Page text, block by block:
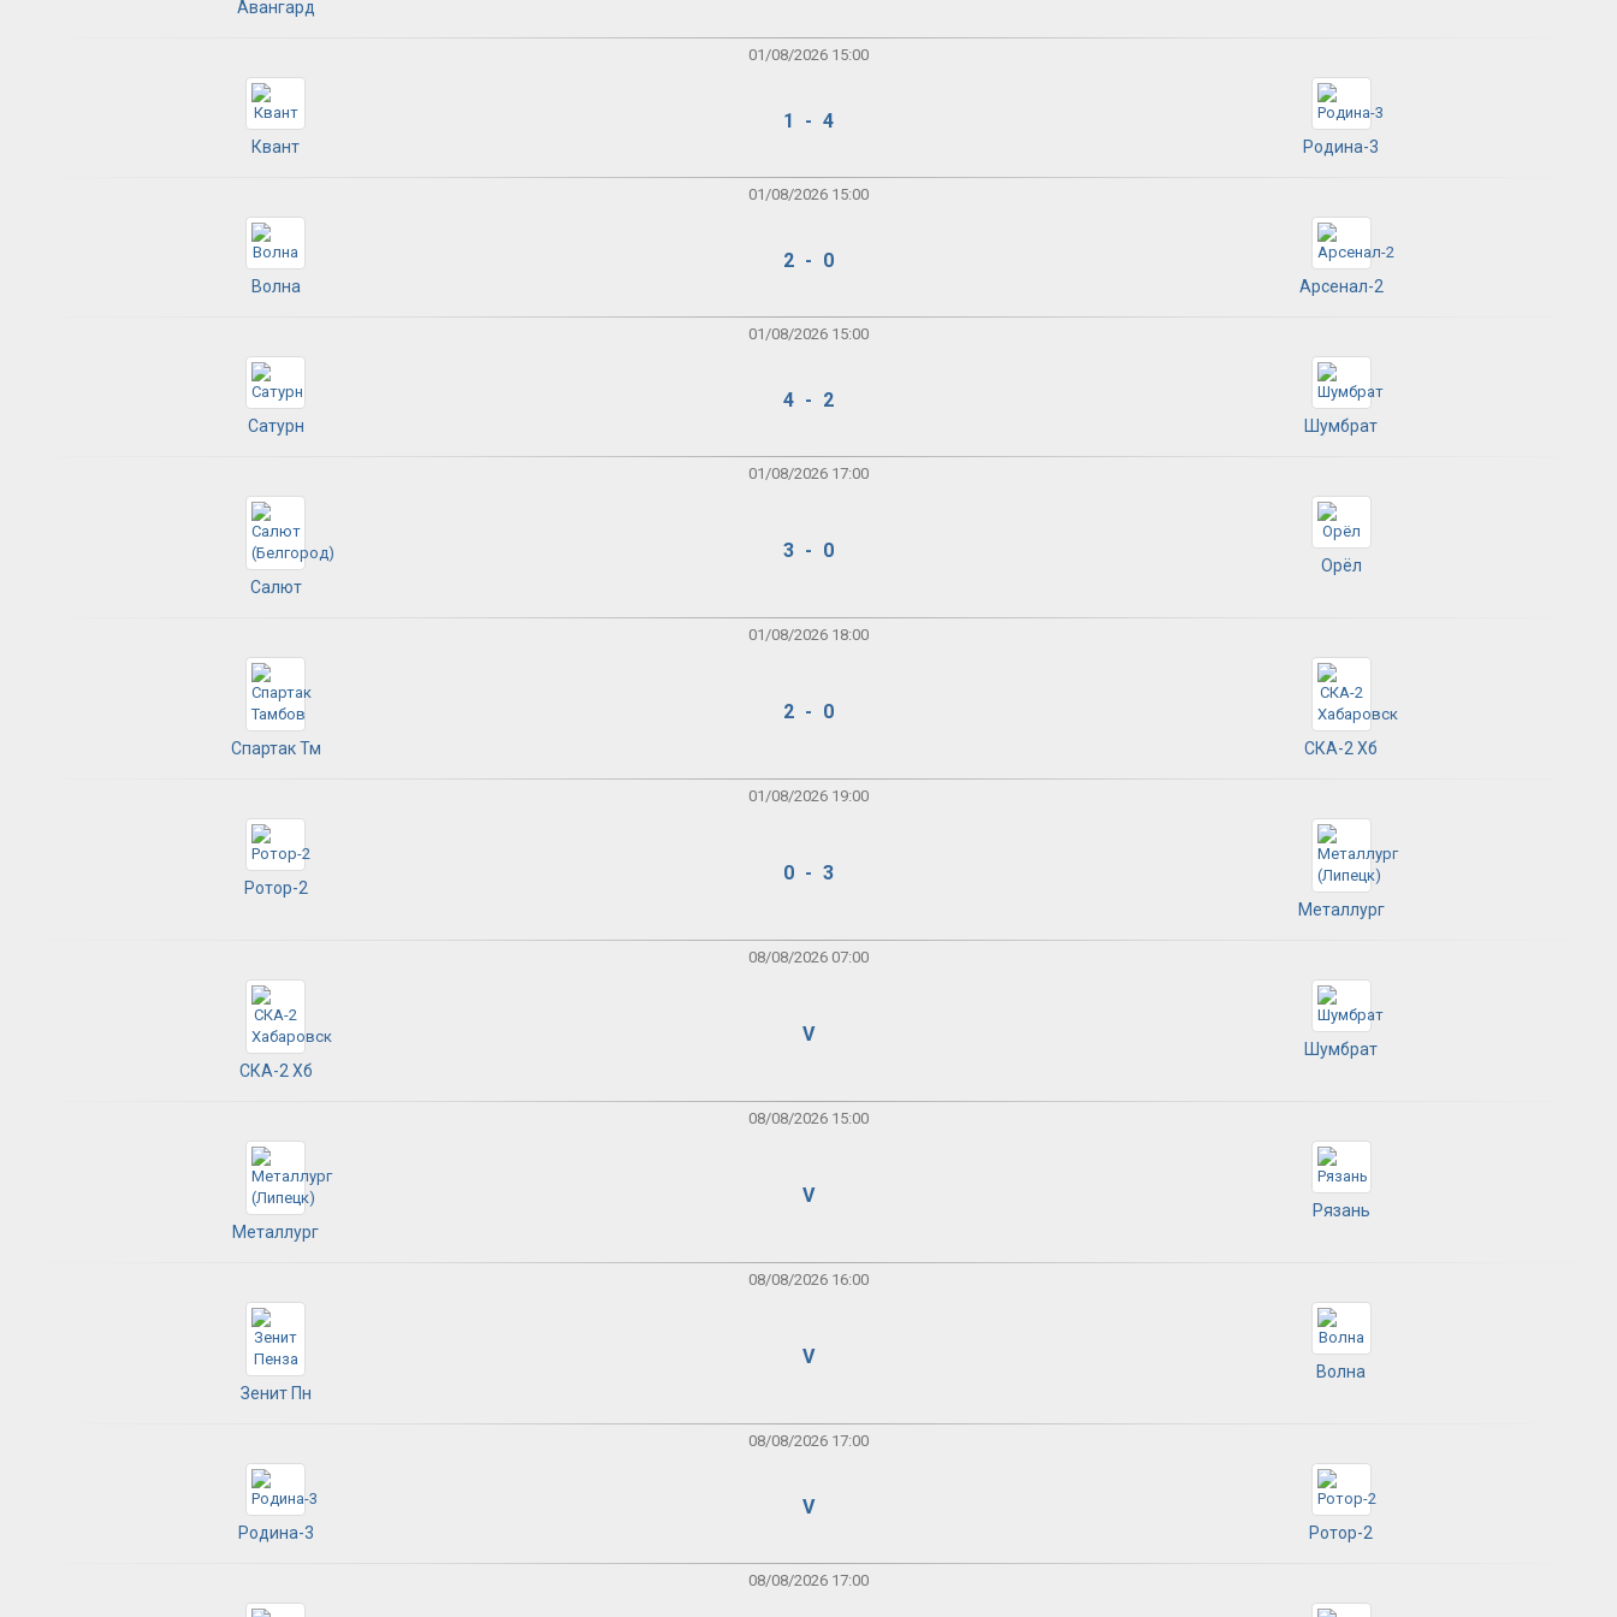
Авангард
01/08/2026 15:00
Квант
1 - 4
Родина-3
01/08/2026 15:00
Волна
2 - 0
Арсенал-2
01/08/2026 15:00
Сатурн
4 - 2
Шумбрат
01/08/2026 17:00
Салют
3 - 0
Орёл
01/08/2026 18:00
Спартак Тм
2 - 0
СКА-2 Хб
01/08/2026 19:00
Ротор-2
0 - 3
Металлург
08/08/2026 07:00
СКА-2 Хб
V
Шумбрат
08/08/2026 15:00
Металлург
V
Рязань
08/08/2026 16:00
Зенит Пн
V
Волна
08/08/2026 17:00
Родина-3
V
Ротор-2
08/08/2026 17:00